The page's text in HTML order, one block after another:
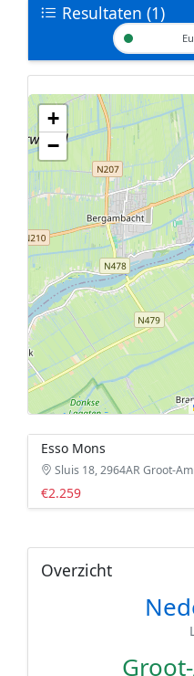
Resultaten (1)
Geen tankstations met
De kaart kan niet worden
+
−
Esso Mons
Sluis 18, 2964AR Groot-
€2.259
Overzicht